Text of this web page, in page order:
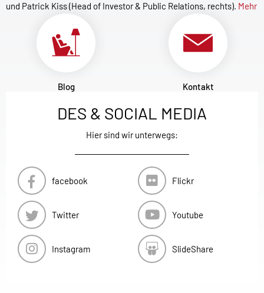
und Patrick Kiss (Head of Investor & Public Relations, rechts). Mehr
Blog Kontakt
DES & SOCIAL MEDIA
Hier sind wir unterwegs:
facebook
Twitter
Instagram
Flickr
Youtube
SlideShare